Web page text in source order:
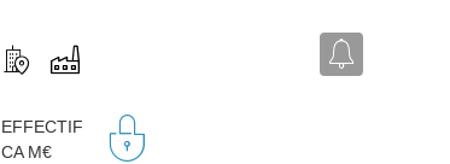
EFFECTIF
CA M€